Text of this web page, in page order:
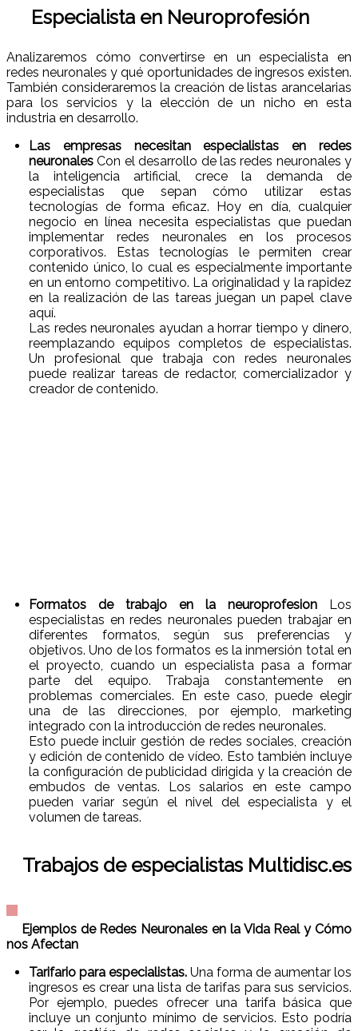
Especialista en Neuroprofesión
Analizaremos cómo convertirse en un especialista en
redes neuronales y qué oportunidades de ingresos existen.
También consideraremos la creación de listas arancelarias
para los servicios y la elección de un nicho en esta
industria en desarrollo.
Las empresas necesitan especialistas en redes
neuronales Con el desarrollo de las redes neuronales y
la inteligencia artificial, crece la demanda de
especialistas que sepan cómo utilizar estas
tecnologías de forma eficaz. Hoy en día, cualquier
negocio en línea necesita especialistas que puedan
implementar redes neuronales en los procesos
corporativos. Estas tecnologías le permiten crear
contenido único, lo cual es especialmente importante
en un entorno competitivo. La originalidad y la rapidez
en la realización de las tareas juegan un papel clave
aquí.
Las redes neuronales ayudan a horrar tiempo y dinero,
reemplazando equipos completos de especialistas.
Un profesional que trabaja con redes neuronales
puede realizar tareas de redactor, comercializador y
creador de contenido.
Formatos de trabajo en la neuroprofesion Los
especialistas en redes neuronales pueden trabajar en
diferentes formatos, según sus preferencias y
objetivos. Uno de los formatos es la inmersión total en
el proyecto, cuando un especialista pasa a formar
parte del equipo. Trabaja constantemente en
problemas comerciales. En este caso, puede elegir
una de las direcciones, por ejemplo, marketing
integrado con la introducción de redes neuronales.
Esto puede incluir gestión de redes sociales, creación
y edición de contenido de vídeo. Esto también incluye
la configuración de publicidad dirigida y la creación de
embudos de ventas. Los salarios en este campo
pueden variar según el nivel del especialista y el
volumen de tareas.
Trabajos de especialistas Multidisc.es
Ejemplos de Redes Neuronales en la Vida Real y Cómo
nos Afectan
Tarifario para especialistas. Una forma de aumentar los
ingresos es crear una lista de tarifas para sus servicios.
Por ejemplo, puedes ofrecer una tarifa básica que
incluye un conjunto mínimo de servicios. Esto podría